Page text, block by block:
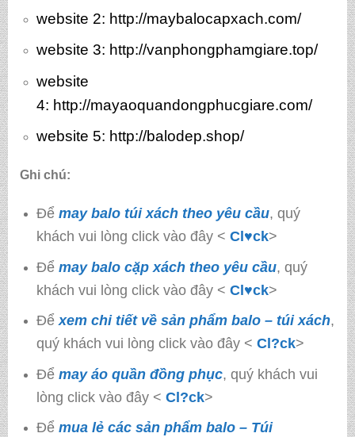
website 2: http://maybalocapxach.com/
website 3: http://vanphongphamgiare.top/
website
4: http://mayaoquandongphucgiare.com/
website 5: http://balodep.shop/
Ghi chú:
Để may balo túi xách theo yêu cầu, quý
khách vui lòng click vào đây < Cl♥ck>
Để may balo cặp xách theo yêu cầu, quý
khách vui lòng click vào đây < Cl♥ck>
Để xem chi tiết về sản phẩm balo – túi xách,
quý khách vui lòng click vào đây < Cl?ck>
Để may áo quần đồng phục, quý khách vui
lòng click vào đây < Cl?ck>
Để mua lẻ các sản phẩm balo – Túi